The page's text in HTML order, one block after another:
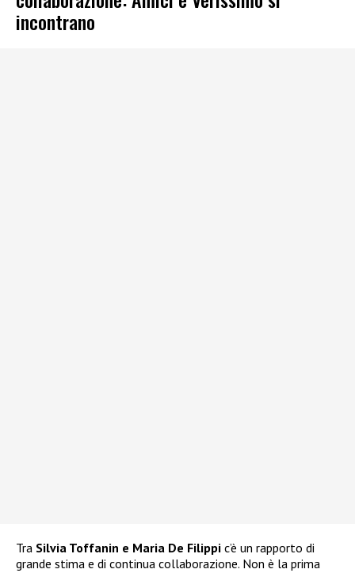
incontrano
Tra Silvia Toffanin e Maria De Filippi c’è un rapporto di
grande stima e di continua collaborazione. Non è la prima